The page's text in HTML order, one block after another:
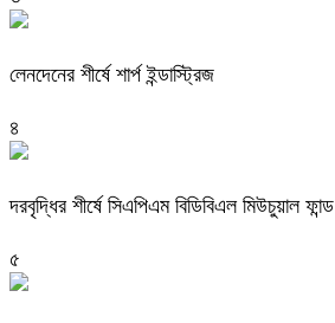
লেনদেনের শীর্ষে শার্প ইন্ডাস্ট্রিজ
৪
দরবৃদ্ধির শীর্ষে সিএপিএম বিডিবিএল মিউচুয়াল ফান্ড
৫